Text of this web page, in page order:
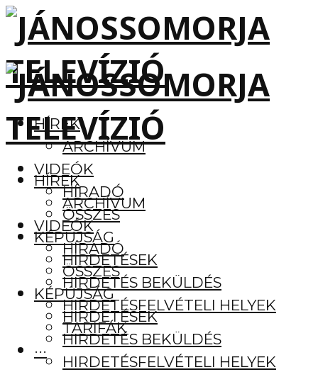
HÍREK
ARCHÍVUM
VIDEÓK
HÍRADÓ
ÖSSZES
KÉPÚJSÁG
HIRDETÉSEK
HIRDETÉS BEKÜLDÉS
HIRDETÉSFELVÉTELI HELYEK
TARIFÁK
···
HÍREK
ARCHÍVUM
VIDEÓK
HÍRADÓ
ÖSSZES
KÉPÚJSÁG
HIRDETÉSEK
HIRDETÉS BEKÜLDÉS
HIRDETÉSFELVÉTELI HELYEK